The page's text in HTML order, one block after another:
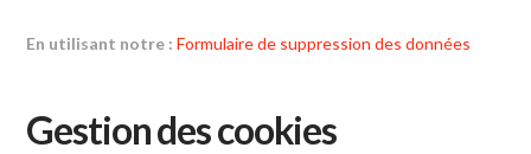
En utilisant notre : Formulaire de suppression des données
Gestion des cookies